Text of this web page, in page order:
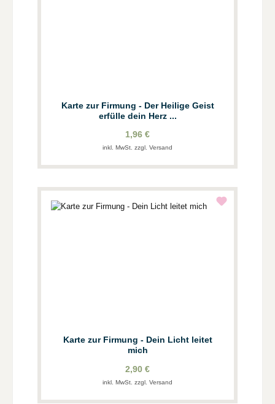
Karte zur Firmung - Der Heilige Geist
erfülle dein Herz ...
1,96 €
inkl. MwSt. zzgl. Versand
Karte zur Firmung - Dein Licht leitet
mich
2,90 €
inkl. MwSt. zzgl. Versand